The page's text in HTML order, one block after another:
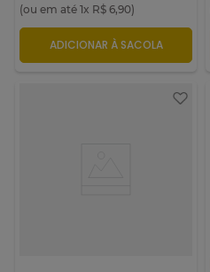
(ou em até 1x R$ 6,90)
ADICIONAR À SACOLA